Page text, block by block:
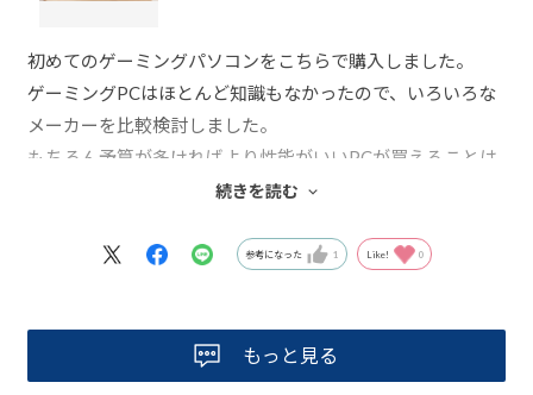
初めてのゲーミングパソコンをこちらで購入しました。
ゲーミングPCはほとんど知識もなかったので、いろいろな
メーカーを比較検討しました。
もちろん予算が多ければより性能がいいPCが買えることは
わかりますが、限られた予算で、検討している中、セット
ゲームをする上でキーボード、マウス、コントローラー、
かりやすかったです。
予算も希望の金額で購入できたので、良かったです。
続きを読む
参考になった 1 Like! 0
もっと見る